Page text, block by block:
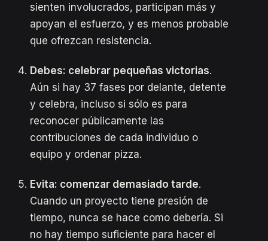
sienten involucrados, participan más y
apoyan el esfuerzo, y es menos probable
que ofrezcan resistencia.
Debes: celebrar pequeñas victorias.
Aún si hay 37 fases por delante, detente
y celebra, incluso si sólo es para
reconocer públicamente las
contribuciones de cada individuo o
equipo y ordenar pizza.
Evita: comenzar demasiado tarde.
Cuando un proyecto tiene presión de
tiempo, nunca se hace como debería. Si
no hay tiempo suficiente para hacer el